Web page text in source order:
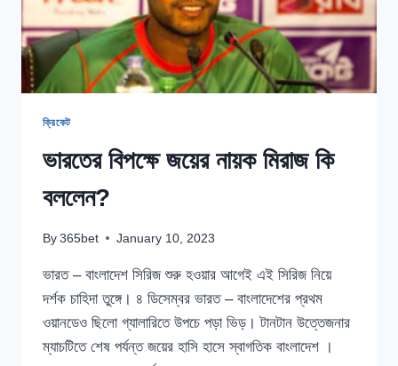
ক্রিকেট
ভারতের বিপক্ষে জয়ের নায়ক মিরাজ কি
বললেন?
By 365bet January 10, 2023
ভারত – বাংলাদেশ সিরিজ শুরু হওয়ার আগেই এই সিরিজ নিয়ে
দর্শক চাহিদা তুঙ্গে। ৪ ডিসেম্বর ভারত – বাংলাদেশের প্রথম
ওয়ানডেও ছিলো গ্যালারিতে উপচে পড়া ভিড়। টানটান উত্তেজনার
ম্যাচটিতে শেষ পর্যন্ত জয়ের হাসি হাসে স্বাগতিক বাংলাদেশ ।